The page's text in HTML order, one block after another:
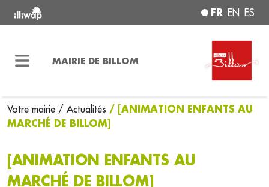
FR EN ES
MAIRIE DE BILLOM
Votre mairie / Actualités / [ANIMATION ENFANTS AU
MARCHÉ DE BILLOM]
[ANIMATION ENFANTS AU
MARCHÉ DE BILLOM]